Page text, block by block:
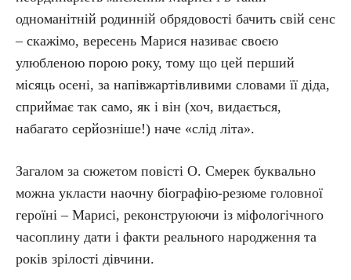
одноманітній родинній обрядовості бачить свій сенс
– скажімо, вересень Марися називає своєю
улюбленою порою року, тому що цей перший
місяць осені, за напівжартівливими словами її діда,
сприймає так само, як і він (хоч, видається,
набагато серйозніше!) наче «слід літа».
Загалом за сюжетом повісті О. Смерек буквально
можна укласти наочну біографію-резюме головної
героїні – Марисі, реконструюючи із міфологічного
часоплину дати і факти реального народження та
років зрілості дівчини.